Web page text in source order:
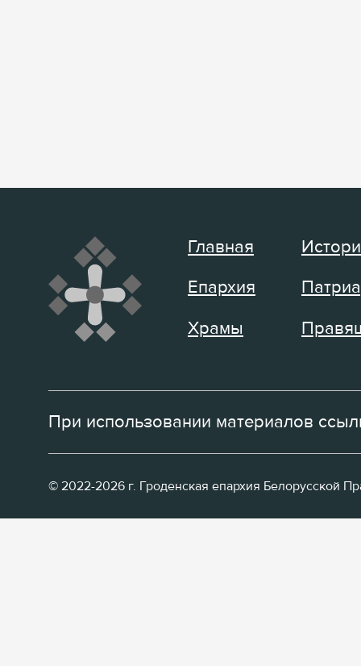
Главная
Епархия
Храмы
При использовании материалов
© 2022-2026 г. Гроденская епархия Белорусской